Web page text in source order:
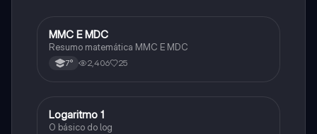
Matematica
MMC E MDC
Resumo matemática MMC E MDC
7° 2,406 25
Matematica
Logaritmo 1
O básico do log